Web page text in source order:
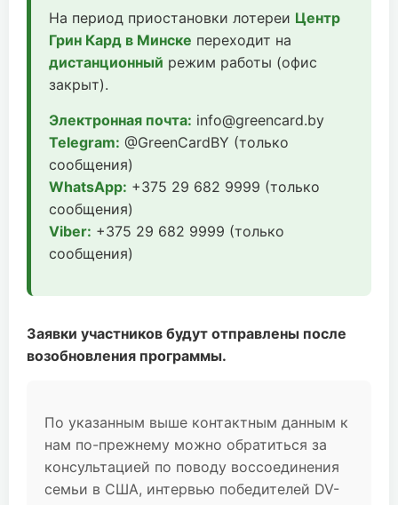
На период приостановки лотереи Центр
Грин Кард в Минске переходит на
дистанционный режим работы (офис
закрыт).
Электронная почта: info@greencard.by
Telegram: @GreenCardBY (только
сообщения)
WhatsApp: +375 29 682 9999 (только
сообщения)
Viber: +375 29 682 9999 (только
сообщения)
Заявки участников будут отправлены после
возобновления программы.
По указанным выше контактным данным к
нам по-прежнему можно обратиться за
консультацией по поводу воссоединения
семьи в США, интервью победителей DV-